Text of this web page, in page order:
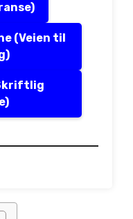
(Veien til